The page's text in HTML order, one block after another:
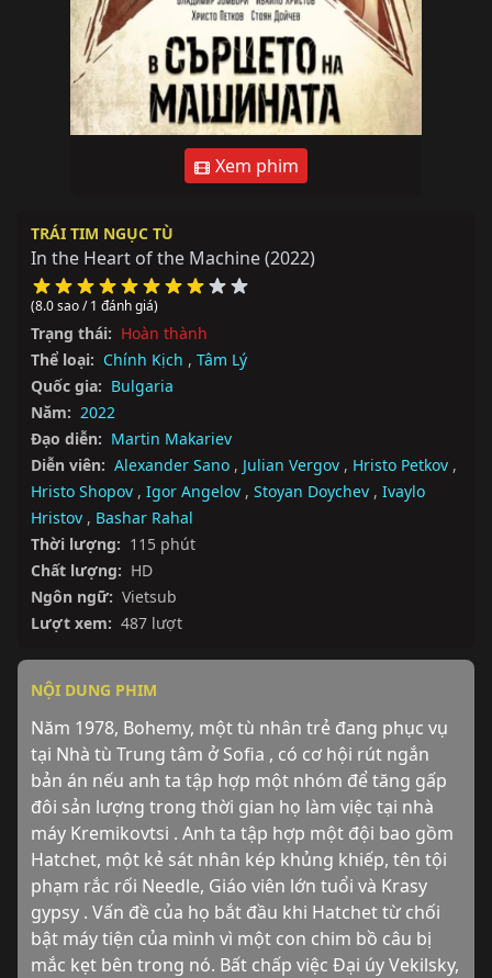
Xem phim
TRÁI TIM NGỤC TÙ
In the Heart of the Machine(2022)
(8.0 sao / 1 đánh giá)
Trạng thái: Hoàn thành
Thể loại: Chính Kịch , Tâm Lý
Quốc gia: Bulgaria
Năm: 2022
Đạo diễn: Martin Makariev
Diễn viên: Alexander Sano , Julian Vergov , Hristo Petkov ,
Hristo Shopov , Igor Angelov , Stoyan Doychev , Ivaylo
Hristov , Bashar Rahal
Thời lượng: 115 phút
Chất lượng: HD
Ngôn ngữ: Vietsub
Lượt xem: 487 lượt
NỘI DUNG PHIM
Năm 1978, Bohemy, một tù nhân trẻ đang phục vụ
tại Nhà tù Trung tâm ở Sofia , có cơ hội rút ngắn
bản án nếu anh ta tập hợp một nhóm để tăng gấp
đôi sản lượng trong thời gian họ làm việc tại nhà
máy Kremikovtsi . Anh ta tập hợp một đội bao gồm
Hatchet, một kẻ sát nhân kép khủng khiếp, tên tội
phạm rắc rối Needle, Giáo viên lớn tuổi và Krasy
gypsy . Vấn đề của họ bắt đầu khi Hatchet từ chối
bật máy tiện của mình vì một con chim bồ câu bị
mắc kẹt bên trong nó. Bất chấp việc Đại úy Vekilsky,